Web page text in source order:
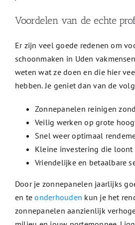
Voordelen van de echte
Er zijn veel goede redenen om
schoonmaken in Uden
weten wat ze doen en die hier
hebben. Je geniet dan van de
Zonnepanelen reinigen
Veilig werken op grote
Snel weer optimaal
Kleine investering die loont
Vriendelijke en betaalbare
Door je zonnepanelen jaarlijks
en teonderhouden kun je het
zonnepanelen aanzienlijk